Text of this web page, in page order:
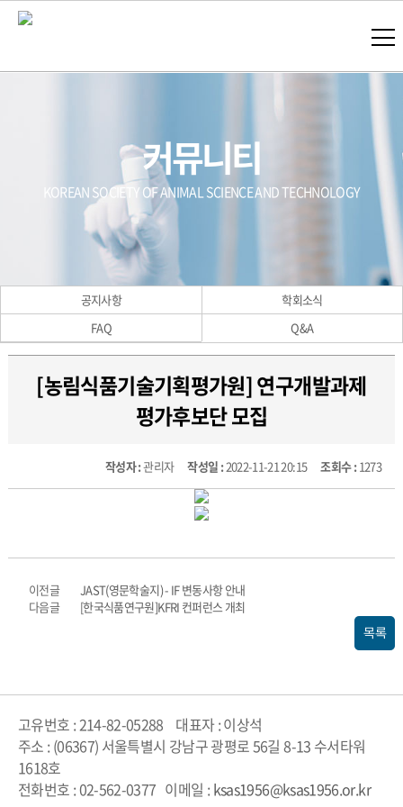
커뮤니티
KOREAN SOCIETY OF ANIMAL SCIENCE AND TECHNOLOGY
공지사항
학회소식
FAQ
Q&A
[농림식품기술기획평가원] 연구개발과제
평가후보단 모집
작성자 :관리자작성일 :2022-11-21 20:15조회수 :1273
이전글
JAST(영문학술지) - IF 변동사항 안내
다음글
[한국식품연구원]KFRI 컨퍼런스 개최
목록
고유번호 : 214-82-05288
대표자 : 이상석
주소 : (06367) 서울특별시 강남구 광평로 56길 8-13 수서타워
1618호
전화번호 : 02-562-0377 이메일 :ksas1956@ksas1956.or.kr